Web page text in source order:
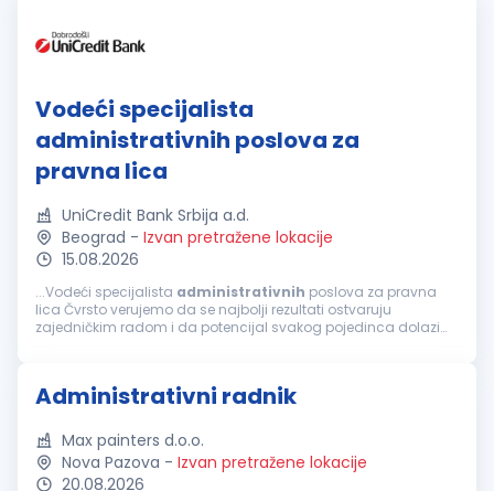
Vodeći specijalista
administrativnih poslova za
pravna lica
UniCredit Bank Srbija a.d.
Beograd - Izvan pretražene lokacije
15.08.2026
...Vodeći specijalista administrativnih poslova za pravna
lica Čvrsto verujemo da se najbolji rezultati ostvaruju
zajedničkim radom i da potencijal svakog pojedinca dolazi
Administrativni radnik
Max painters d.o.o.
Nova Pazova - Izvan pretražene lokacije
20.08.2026